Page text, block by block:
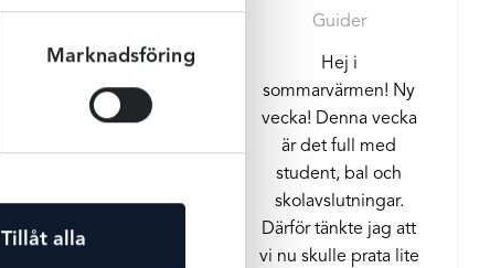
Marknadsföring
Tillåt alla
Guider
Hej i
sommarvärmen! Ny
vecka! Denna vecka
är det full med
student, bal och
skolavslutningar.
Därför tänkte jag att
vi nu skulle prata lite